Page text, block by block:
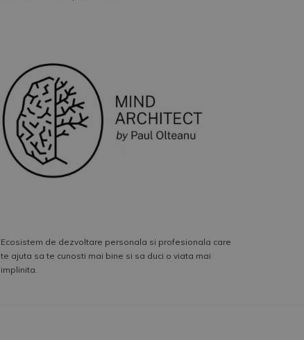
Ecosistem de dezvoltare personala si profesionala care
te ajuta sa te cunosti mai bine si sa duci o viata mai
implinita.